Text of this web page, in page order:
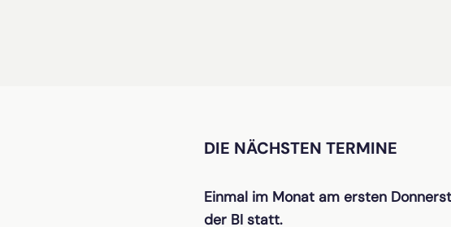
DIE NÄCHSTEN TERMINE
Einmal im Monat am ersten
der BI statt.